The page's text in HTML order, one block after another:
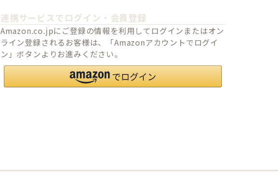
連携サービスでログイン・会員登録
Amazon.co.jpにご登録の情報を利用してログインまたはオン
ライン登録されるお客様は、「Amazonアカウントでログイ
ン」ボタンよりお進みください。